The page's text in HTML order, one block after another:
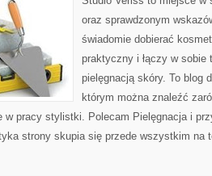
oraz sprawdzonym
świadomie dobierać
praktyczny i łączy w sobie
pielęgnacją skóry. To blog
którym można znaleźć
w pracy stylistki. Polecam Pielęgnacja i
strony skupia się przede wszystkim na